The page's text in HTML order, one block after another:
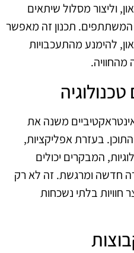
וליצור מסלול שיתאים
המשתתפים. תכנון זה מאפשר
להימנע מהתעכבויות
מהחוויה.
אינטראקטיביים משנה את
בעזרת אפליקציות,
המבקרים יכולים
חדשה ומרגשת. זה לא רק
חוויות בלתי נשכחות